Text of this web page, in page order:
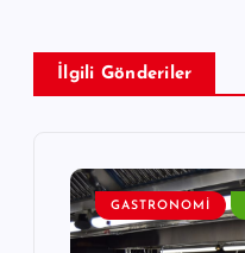
İlgili Gönderiler
GASTRONOMI